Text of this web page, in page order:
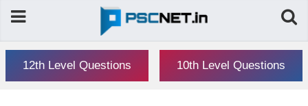
12th Level Questions 10th Level Questions